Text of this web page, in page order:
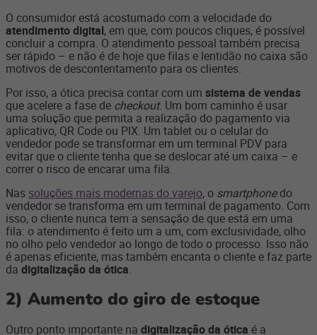
O consumidor está acostumado com a velocidade do
atendimento digital, em que, com poucos cliques, é possível
concluir a compra. O atendimento pessoal também precisa
ser rápido – e não é de hoje que filas e lentidão no caixa são
motivos de descontentamento para os clientes.
Por isso, a ótica precisa contar com um sistema de vendas
que acelere a fase de checkout. Um bom caminho é usar
uma solução que permita a realização do pagamento via
aplicativo, QR Code ou PIX. Um tablet ou o celular do
vendedor pode se transformar em um terminal PDV para
evitar que o cliente tenha que se deslocar até um caixa – e
correr o risco de encarar uma fila.
Nas soluções mais modernas do varejo, o smartphonedo
vendedor se transforma em um terminal de pagamento. Com
isso, o cliente nunca tem a sensação de que está em uma
fila: o atendimento é feito um a um, com exclusividade, olho
no olho pelo vendedor ao longo de todo o processo. Isso não
é apenas eficiente, mas também encanta o cliente e faz parte
da digitalização da ótica.
2) Aumento do giro de estoque
Outro ponto importante na digitalização da ótica é a